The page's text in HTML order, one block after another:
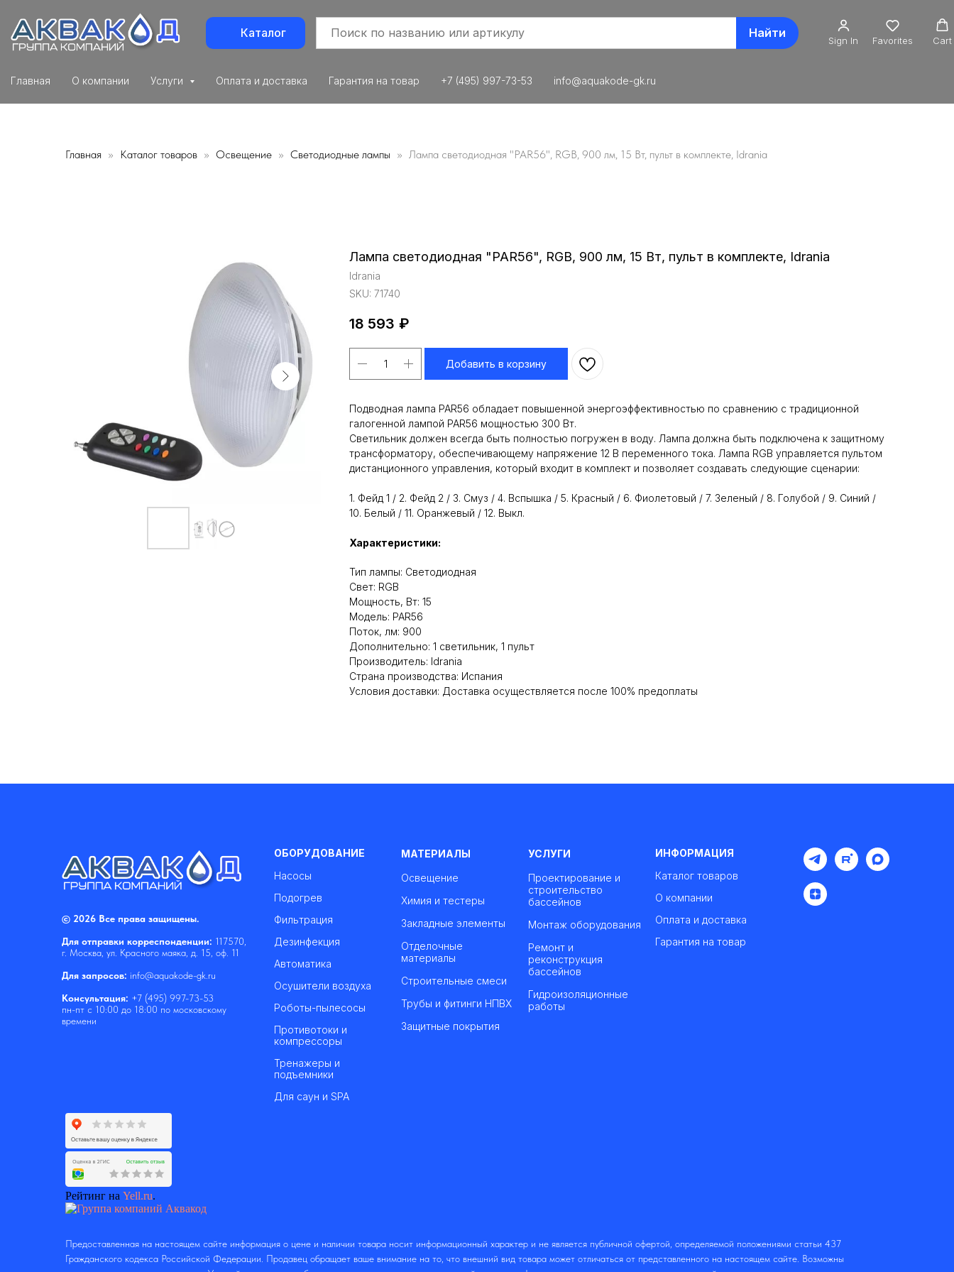
Каталог Найти
Sign In Favorites Cart
Главная О компании Услуги Оплата и доставка Гарантия на товар +7 (495) 997-73-53 info@aquakode-gk.ru
Главная Каталог товаров Освещение Светодиодные лампы Лампа светодиодная "PAR56", RGB, 900 лм, 15 Вт, пульт в комплекте, Idrania
Лампа светодиодная "PAR56", RGB, 900 лм, 15 Вт, пульт в комплекте, Idrania
Idrania
SKU: 71740
18 593 ₽
Добавить в корзину
Подводная лампа PAR56 обладает повышенной энергоэффективностью по сравнению с традиционной
галогенной лампой PAR56 мощностью 300 Вт.
Светильник должен всегда быть полностью погружен в воду. Лампа должна быть подключена к защитному
трансформатору, обеспечивающему напряжение 12 В переменного тока. Лампа RGB управляется пультом
дистанционного управления, который входит в комплект и позволяет создавать следующие сценарии:
1. Фейд 1 / 2. Фейд 2 / 3. Смуз / 4. Вспышка / 5. Красный / 6. Фиолетовый / 7. Зеленый / 8. Голубой / 9. Синий /
10. Белый / 11. Оранжевый / 12. Выкл.
Характеристики:
Тип лампы: Светодиодная
Свет: RGB
Мощность, Вт: 15
Модель: PAR56
Поток, лм: 900
Дополнительно: 1 светильник, 1 пульт
Производитель: Idrania
Cтрана производства: Испания
Условия доставки: Доставка осуществляется после 100% предоплаты
© 2026 Все права защищены.
Для отправки корреспонденции: 117570,
г. Москва, ул. Красного маяка, д. 15, оф. 11
Для запросов: info@aquakode-gk.ru
Консультация: +7 (495) 997-73-53
пн-пт с 10:00 до 18:00 по московскому
времени
ОБОРУДОВАНИЕ
Насосы
Подогрев
Фильтрация
Дезинфекция
Автоматика
Осушители воздуха
Роботы-пылесосы
Противотоки и
компрессоры
Тренажеры и
подъемники
Для саун и SPA
МАТЕРИАЛЫ
Освещение
Химия и тестеры
Закладные элементы
Отделочные
материалы
Строительные смеси
Трубы и фитинги НПВХ
Защитные покрытия
УСЛУГИ
Проектирование и
строительство
бассейнов
Монтаж оборудования
Ремонт и
реконструкция
бассейнов
Гидроизоляционные
работы
ИНФОРМАЦИЯ
Каталог товаров
О компании
Оплата и доставка
Гарантия на товар
Рейтинг на Yell.ru.
Предоставленная на настоящем сайте информация о цене и наличии товара носит информационный характер и не является публичной офертой, определяемой положениями статьи 437
Гражданского кодекса Российской Федерации. Продавец обращает ваше внимание на то, что внешний вид товара может отличаться от представленного на настоящем сайте. Возможны